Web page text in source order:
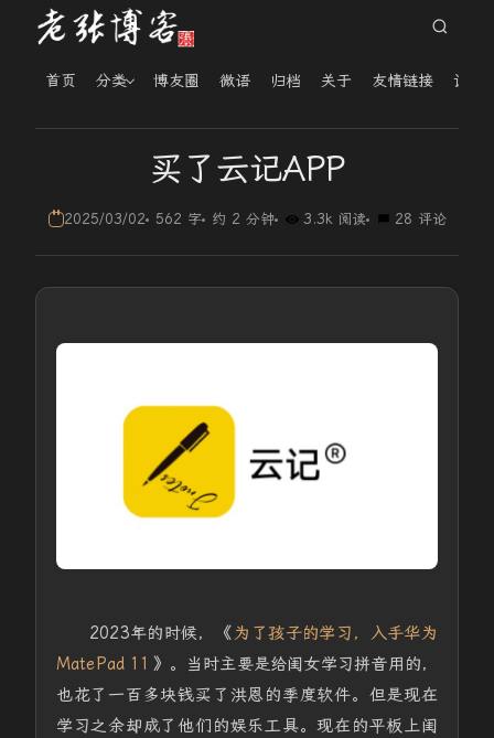
首页 分类 博友圈 微语 归档 关于 友情链接 读者
买了云记APP
2025/03/02 562 字 约 2 分钟 3.3k 阅读 28 评论
2023年的时候，《 为了孩子的学习，入手华为
MatePad 11 》。当时主要是给闺女学习拼音用的，
也花了一百多块钱买了洪恩的季度软件。 但是现在
学习之余却成了他们的娱乐工具。现在的平板上闺